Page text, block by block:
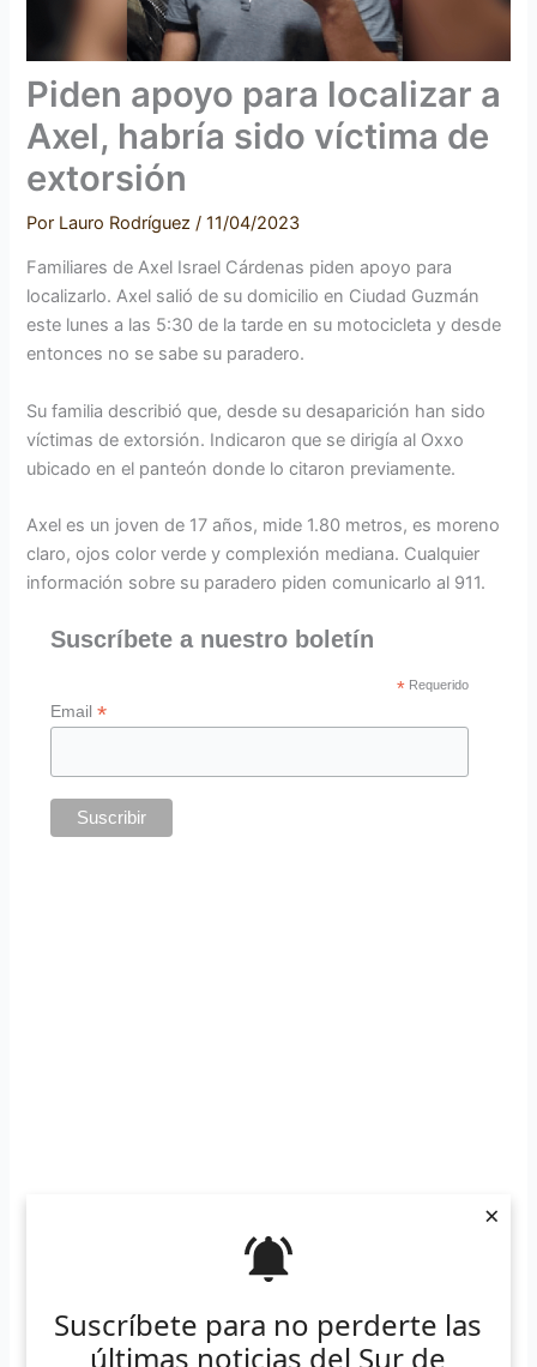
Suscríbete para no perderte las
últimas noticias del Sur de
×
Piden apoyo para localizar a
Axel, habría sido víctima de
extorsión
Por Lauro Rodríguez/11/04/2023
Familiares de Axel Israel Cárdenas piden apoyo para
localizarlo. Axel salió de su domicilio en Ciudad Guzmán
este lunes a las 5:30 de la tarde en su motocicleta y desde
entonces no se sabe su paradero.
Su familia describió que, desde su desaparición han sido
víctimas de extorsión. Indicaron que se dirigía al Oxxo
ubicado en el panteón donde lo citaron previamente.
Axel es un joven de 17 años, mide 1.80 metros, es moreno
claro, ojos color verde y complexión mediana. Cualquier
información sobre su paradero piden comunicarlo al 911.
Suscríbete a nuestro boletín
* Requerido
Email*